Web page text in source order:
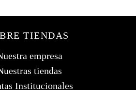
TIENDAS
empresa
tiendas
Institucionales